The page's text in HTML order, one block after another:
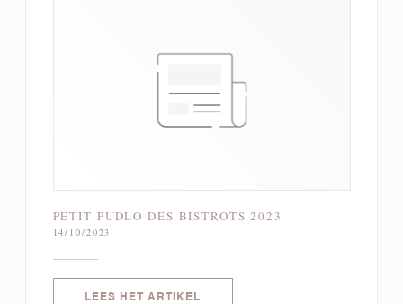
PETIT PUDLO DES BISTROTS 2023
14/10/2023
LEES HET ARTIKEL